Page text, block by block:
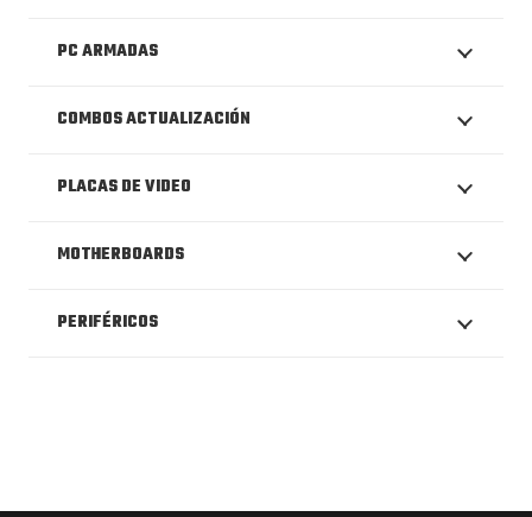
PC ARMADAS
COMBOS ACTUALIZACIÓN
PLACAS DE VIDEO
MOTHERBOARDS
PERIFÉRICOS